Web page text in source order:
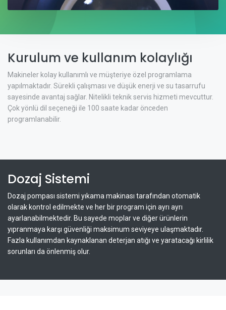
Kurulum ve kullanım kolaylığı
Makineler kolay kullanımlı ve müşteriye özel programlama
yapılmaktadır. Sürekli çalışması ve düşük enerji ve su tasarrufu
sayesinde avantaj sağlar. Nitelikli teknik servis hizmeti mevcuttur.
Çok yönlü dil seçeneği ile 100 saate kadar önceden
programlanabilir.
Dozaj Sistemi
Dozaj pompası sistemi yıkama makinası tarafından otomatik
olarak kontrol edilmekte ve her bir program için ayrı ayrı
ayarlanabilmektedir. Bu sayede moplar ve diğer ürünlerin
yıpranmaya karşı güvenliği maksimum seviyeye ulaşmaktadır.
Fazla kullanımdan kaynaklanan deterjan atığı ve yaratacağı kirlilik
sorunları da önlenmiş olur.